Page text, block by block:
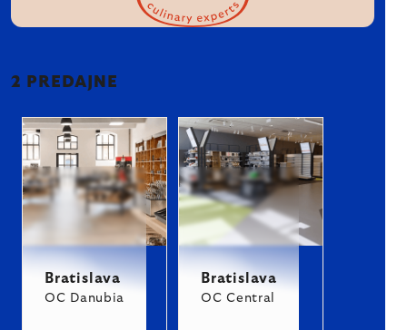
2 PREDAJNE
Bratislava
OC Danubia
Bratislava
OC Central